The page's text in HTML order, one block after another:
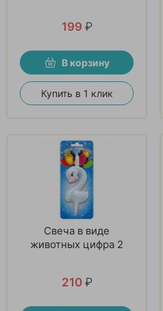
199 ₽
В корзину
Купить в 1 клик
Свеча в виде
животных цифра 2
210 ₽